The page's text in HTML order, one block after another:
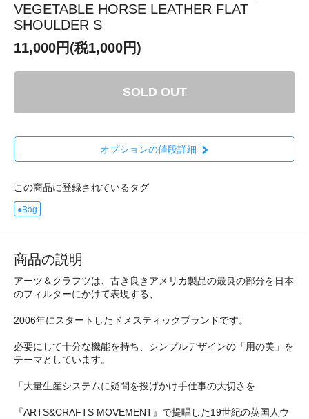
VEGETABLE HORSE LEATHER FLAT
SHOULDER S
11,000円(税1,000円)
SOLD OUT
オプションの値段詳細
この商品に登録されているタグ
●Bag
商品の説明
アーツ＆クラフツは、古き良きアメリカ製品の最良の部分を日本
のフィルターにかけて表現する、
2006年にスタートしたドメスティックブランドです。
必要にして十分な機能を持ち、シンプルデザインの「用の美」を
テーマとしています。
「大量生産システムに疑問を投げかけ手仕事の大切さを
『ARTS&CRAFTS MOVEMENT』で提唱した19世紀の英国人ウ